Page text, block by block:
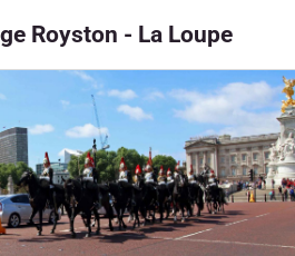
Royston - La Loupe